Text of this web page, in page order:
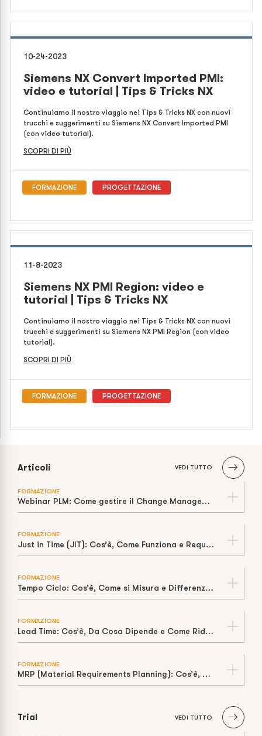
10-24-2023
Siemens NX Convert Imported PMI:
video e tutorial | Tips & Tricks NX
Continuiamo il nostro viaggio nei Tips & Tricks NX con nuovi
trucchi e suggerimenti su Siemens NX Convert Imported PMI
(con video tutorial).
SCOPRI DI PIÙ
FORMAZIONE PROGETTAZIONE
11-8-2023
Siemens NX PMI Region: video e
tutorial | Tips & Tricks NX
Continuiamo il nostro viaggio nei Tips & Tricks NX con nuovi
trucchi e suggerimenti su Siemens NX PMI Region (con video
tutorial).
SCOPRI DI PIÙ
FORMAZIONE PROGETTAZIONE
Articoli VEDI TUTTO
FORMAZIONE
Webinar PLM: Come gestire il Change Management
FORMAZIONE
Just in Time (JIT): Cos’è, Come Funziona e Requisiti per Applicarlo Davvero
FORMAZIONE
Tempo Ciclo: Cos’è, Come si Misura e Differenza con Takt Time
FORMAZIONE
Lead Time: Cos’è, Da Cosa Dipende e Come Ridurlo in Produzione
FORMAZIONE
MRP (Material Requirements Planning): Cos’è, Come Funziona e Limiti della “Capacità Infinita”
Trial VEDI TUTTO